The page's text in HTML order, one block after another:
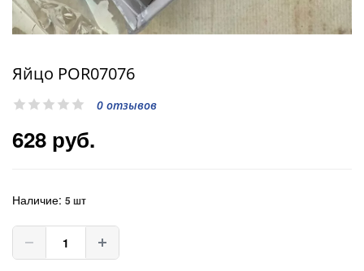
Яйцо POR07076
0 отзывов
628 руб.
Наличие: 5 шт